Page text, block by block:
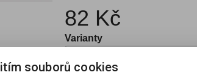
82 Kč
Varianty
souborů cookies